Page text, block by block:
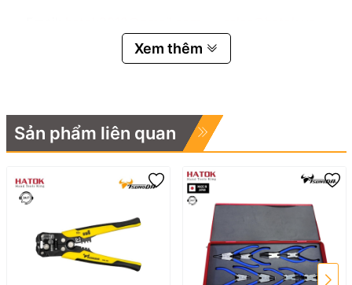
Xem thêm
Sản phẩm liên quan